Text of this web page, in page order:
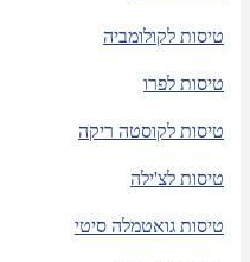
טיסות לקולומביה
טיסות לפרו
טיסות לקוסטה ריקה
טיסות לצ'ילה
טיסות גואטמלה סיטי